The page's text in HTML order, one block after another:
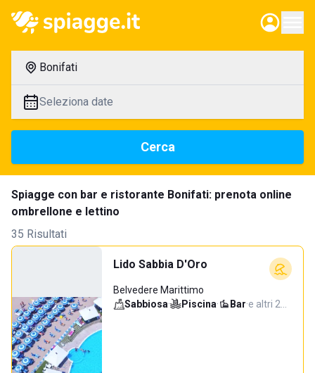
Bonifati
Seleziona date
Cerca
Spiagge con bar e ristorante Bonifati: prenota online
ombrellone e lettino
35 Risultati
Lido Sabbia D'Oro
Belvedere Marittimo
Sabbiosa· Piscina· Bar·e altri 2…